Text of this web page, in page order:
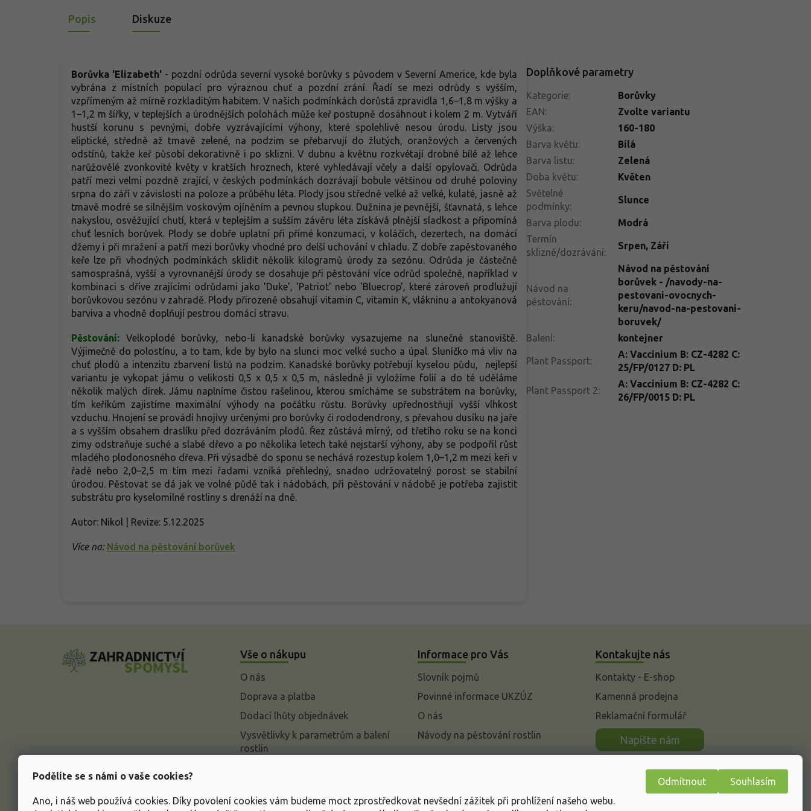
Podělíte se s námi o vaše cookies?
Ano, i náš web používá cookies. Díky povolení cookies vám budeme moct zprostředkovat nevšední zážitek při prohlížení našeho webu.
Odmítnout Souhlasím
Popis Diskuze
Borůvka 'Elizabeth' - pozdní odrůda severní vysoké borůvky s původem v Severní Americe, kde byla
vybrána z místních populací pro výraznou chuť a pozdní zrání. Řadí se mezi odrůdy s vyšším,
vzpřímeným až mírně rozkladitým habitem. V našich podmínkách dorůstá zpravidla 1,6–1,8 m výšky a
1–1,2 m šířky, v teplejších a úrodnějších polohách může keř postupně dosáhnout i kolem 2 m. Vytváří
hustší korunu s pevnými, dobře vyzrávajícími výhony, které spolehlivě nesou úrodu. Listy jsou
eliptické, středně až tmavě zelené, na podzim se přebarvují do žlutých, oranžových a červených
odstínů, takže keř působí dekorativně i po sklizni. V dubnu a květnu rozkvétají drobné bílé až lehce
narůžovělé zvonkovité květy v kratších hroznech, které vyhledávají včely a další opylovači. Odrůda
patří mezi velmi pozdně zrající, v českých podmínkách dozrávají bobule většinou od druhé poloviny
srpna do září v závislosti na poloze a průběhu léta. Plody jsou středně velké až velké, kulaté, jasně až
tmavě modré se silnějším voskovým ojíněním a pevnou slupkou. Dužnina je pevnější, šťavnatá, s lehce
nakyslou, osvěžující chutí, která v teplejším a sušším závěru léta získává plnější sladkost a připomíná
chuť lesních borůvek. Plody se dobře uplatní při přímé konzumaci, v koláčích, dezertech, na domácí
džemy i při mražení a patří mezi borůvky vhodné pro delší uchování v chladu. Z dobře zapěstovaného
keře lze při vhodných podmínkách sklidit několik kilogramů úrody za sezónu. Odrůda je částečně
samosprašná, vyšší a vyrovnanější úrody se dosahuje při pěstování více odrůd společně, například v
kombinaci s dříve zrajícími odrůdami jako 'Duke', 'Patriot' nebo 'Bluecrop', které zároveň prodlužují
borůvkovou sezónu v zahradě. Plody přirozeně obsahují vitamin C, vitamin K, vlákninu a antokyanová
barviva a vhodně doplňují pestrou domácí stravu.
Pěstování: Velkoplodé borůvky, nebo-li kanadské borůvky vysazujeme na slunečné stanoviště.
Výjimečně do polostínu, a to tam, kde by bylo na slunci moc velké sucho a úpal. Sluníčko má vliv na
chuť plodů a intenzitu zbarvení listů na podzim. Kanadské borůvky potřebují kyselou půdu, nejlepší
variantu je vykopat jámu o velikosti 0,5 x 0,5 x 0,5 m, následně ji vyložíme folií a do té uděláme
několik malých dírek. Jámu naplníme čistou rašelinou, kterou smícháme se substrátem na borůvky,
tím keříkům zajistíme maximální výhody na počátku růstu. Borůvky upřednostňují vyšší vlhkost
vzduchu. Hnojení se provádí hnojivy určenými pro borůvky či rododendrony, s převahou dusíku na jaře
a s vyšším obsahem draslíku před dozráváním plodů. Řez zůstává mírný, od třetího roku se na konci
zimy odstraňuje suché a slabé dřevo a po několika letech také nejstarší výhony, aby se podpořil růst
mladého plodonosného dřeva. Při výsadbě do sponu se nechává rozestup kolem 1,0–1,2 m mezi keři v
řadě nebo 2,0–2,5 m tím mezi řadami vzniká přehledný, snadno udržovatelný porost se stabilní
úrodou. Pěstovat se dá jak ve volné půdě tak i nádobách, při pěstování v nádobě je potřeba zajistit
substrátu pro kyselomilné rostliny s drenáží na dně.
Autor: Nikol | Revize: 5.12.2025
Více na: Návod na pěstování borůvek
Doplňkové parametry
Kategorie:
Borůvky
EAN:
Zvolte variantu
Výška:
160-180
Barva květu:
Bílá
Barva listu:
Zelená
Doba květu:
Květen
Světelné
podmínky:
Slunce
Barva plodu:
Modrá
Termín
sklizně/dozrávání:
Srpen, Září
Návod na
pěstování:
Návod na pěstování
borůvek - /navody-na-
pestovani-ovocnych-
keru/navod-na-pestovani-
boruvek/
Balení: kontejner
Plant Passport:
A: Vaccinium B: CZ-4282 C:
25/FP/0127 D: PL
Plant Passport 2:
A: Vaccinium B: CZ-4282 C:
26/FP/0015 D: PL
Vše o nákupu
O nás
Doprava a platba
Dodací lhůty objednávek
Vysvětlivky k parametrům a balení
rostlin
Informace o ochraně osobních
Informace pro Vás
Slovník pojmů
Povinné informace UKZÚZ
O nás
Návody na pěstování rostlin
Kontakujte nás
Kontakty - E-shop
Kamenná prodejna
Reklamační formulář
Napište nám